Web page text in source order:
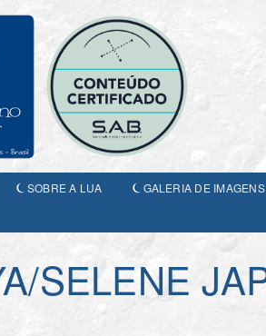
SOBRE A LUA
GALERIA DE IMAGENS
SELENE